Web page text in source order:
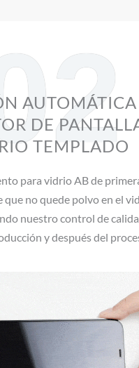
AUTOMÁTICA
DE
TEMPLADO
para vidrio AB de
que no quede polvo en el
nuestro control de
y después del